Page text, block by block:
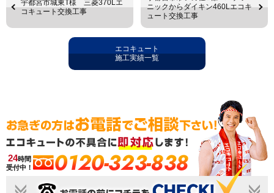
宇都宮市城東T様 三菱370Lエ
コキュート交換工事
ニックからダイキン460Lエコキ
ュート交換工事
エコキュート
施工実績一覧
24時間
受付中！
0120-323-838